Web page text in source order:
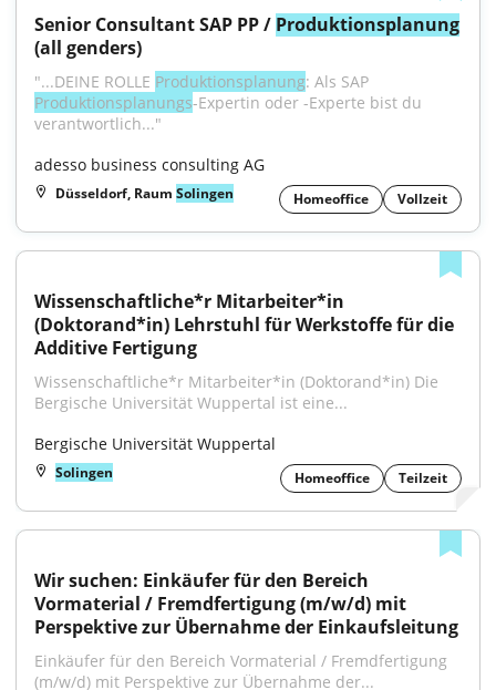
Senior Consultant SAP PP / Produktionsplanung
(all genders)
"...DEINE ROLLE Produktionsplanung
Produktionsplanungs-Expertin oder -Experte bist du
verantwortlich..."
adesso business consulting AG
Düsseldorf, Raum Solingen Homeoffice Vollzeit
Wissenschaftliche*r Mitarbeiter*in
(Doktorand*in) Lehrstuhl für Werkstoffe für die
Additive Fertigung
Wissenschaftliche*r Mitarbeiter*in (Doktorand*in) Die
Bergische Universität Wuppertal ist eine...
Bergische Universität Wuppertal
Solingen Homeoffice Teilzeit
Wir suchen: Einkäufer für den Bereich
Vormaterial / Fremdfertigung (m/w/d) mit
Perspektive zur Übernahme der Einkaufsleitung
Einkäufer für den Bereich Vormaterial / Fremdfertigung
(m/w/d) mit Perspektive zur Übernahme der...